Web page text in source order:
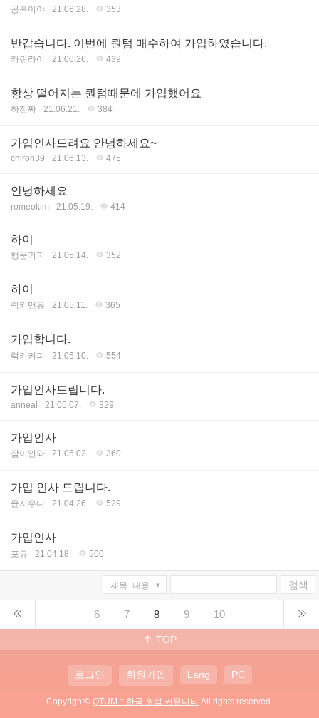
공복이야 21.06.28. 353
반갑습니다. 이번에 퀀텀 매수하여 가입하였습니다.
카린라이 21.06.26. 439
항상 떨어지는 퀀텀때문에 가입했어요
하진짜 21.06.21. 384
가입인사드려요 안녕하세요~
chiron39 21.06.13. 475
안녕하세요
romeokim 21.05.19. 414
하이
행운커피 21.05.14. 352
하이
럭키맨유 21.05.11. 365
가입합니다.
럭키커피 21.05.10. 554
가입인사드립니다.
anneal 21.05.07. 329
가입인사
잠이안와 21.05.02. 360
가입 인사 드립니다.
윤지우니 21.04.26. 529
가입인사
포큐 21.04.18. 500
검색
6 7 8 9 10
TOP
로그인 회원가입 Lang PC
Copyright© QTUM :: 한국 퀀텀 커뮤니티 All rights reserved.